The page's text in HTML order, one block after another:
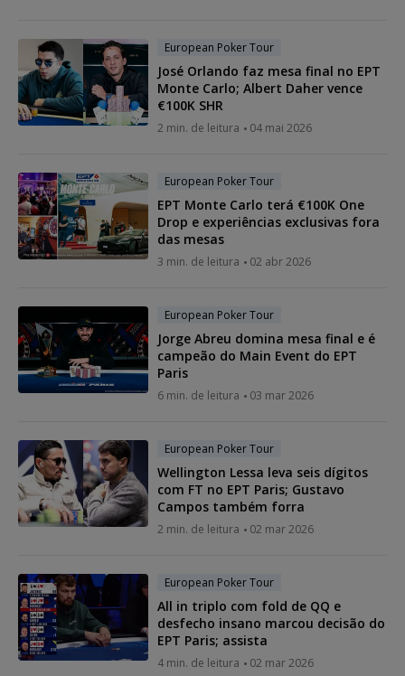
European Poker Tour
José Orlando faz mesa final no EPT
Monte Carlo; Albert Daher vence
€100K SHR
2 min. de leitura 04 mai 2026
European Poker Tour
EPT Monte Carlo terá €100K One
Drop e experiências exclusivas fora
das mesas
3 min. de leitura 02 abr 2026
European Poker Tour
Jorge Abreu domina mesa final e é
campeão do Main Event do EPT
Paris
6 min. de leitura 03 mar 2026
European Poker Tour
Wellington Lessa leva seis dígitos
com FT no EPT Paris; Gustavo
Campos também forra
2 min. de leitura 02 mar 2026
European Poker Tour
All in triplo com fold de QQ e
desfecho insano marcou decisão do
EPT Paris; assista
4 min. de leitura 02 mar 2026